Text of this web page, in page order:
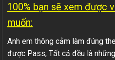
100% bạn sẽ xem được
muốn:
Anh em thông cảm làm đúng
được Pass, Tất cả đều là